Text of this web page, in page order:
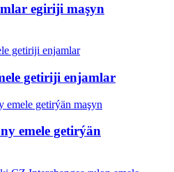
egiriji maşyn
getiriji enjamlar
emele getirýän